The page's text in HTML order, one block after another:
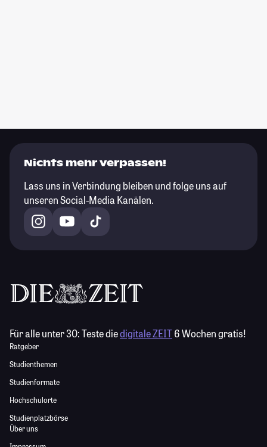
Nichts mehr verpassen!
Lass uns in Verbindung bleiben und folge uns auf
unseren Social-Media Kanälen.
Für alle unter 30:Teste diedigitale ZEIT6 Wochen gratis!
Ratgeber
Studienthemen
Studienformate
Hochschulorte
Studienplatzbörse
Über uns